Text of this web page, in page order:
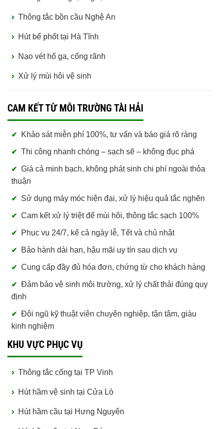
Thông tắc bồn cầu Nghệ An
Hút bể phốt tại Hà Tĩnh
Nạo vét hố ga, cống rãnh
Xử lý mùi hôi vệ sinh
CAM KẾT TỪ MÔI TRƯỜNG TÀI HẢI
Khảo sát miễn phí 100%, tư vấn và báo giá rõ ràng
Thi công nhanh chóng – sạch sẽ – không đục phá
Giá cả minh bạch, không phát sinh chi phí ngoài thỏa
thuận
Sử dụng máy móc hiện đại, xử lý hiệu quả tắc nghẽn
Cam kết xử lý triệt để mùi hôi, thông tắc sạch 100%
Phục vụ 24/7, kể cả ngày lễ, Tết và chủ nhật
Bảo hành dài hạn, hậu mãi uy tín sau dịch vụ
Cung cấp đầy đủ hóa đơn, chứng từ cho khách hàng
Đảm bảo vệ sinh môi trường, xử lý chất thải đúng quy
định
Đội ngũ kỹ thuật viên chuyên nghiệp, tận tâm, giàu
kinh nghiệm
KHU VỰC PHỤC VỤ
Thông tắc cống tại TP Vinh
Hút hầm vệ sinh tại Cửa Lò
Hút hầm cầu tại Hưng Nguyên